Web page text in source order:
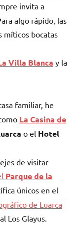
invita a
algo rápido, las
míticos bocatas
Villa Blanca y la
familiar, he
La Casina de
o el Hotel
de visitar
Parque de la
únicos en el
de Luarca
Los Glayus.